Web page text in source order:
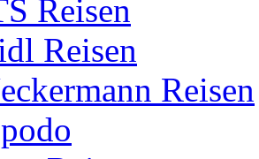
Reisen
Reisen
Reisen